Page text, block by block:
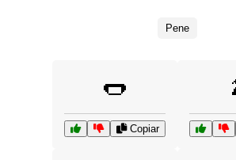
populares. ¿Buscas más? Explora
Pene
🌭
Copiar